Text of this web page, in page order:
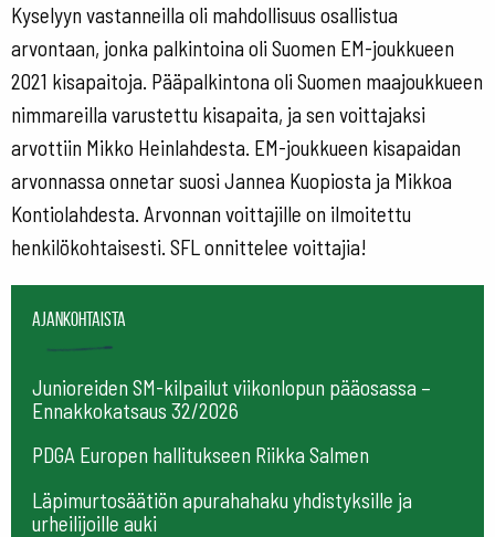
Kyselyyn vastanneilla oli mahdollisuus osallistua
arvontaan, jonka palkintoina oli Suomen EM-joukkueen
2021 kisapaitoja. Pääpalkintona oli Suomen maajoukkueen
nimmareilla varustettu kisapaita, ja sen voittajaksi
arvottiin Mikko Heinlahdesta. EM-joukkueen kisapaidan
arvonnassa onnetar suosi Jannea Kuopiosta ja Mikkoa
Kontiolahdesta. Arvonnan voittajille on ilmoitettu
henkilökohtaisesti. SFL onnittelee voittajia!
Ajankohtaista
Junioreiden SM-kilpailut viikonlopun pääosassa –
Ennakkokatsaus 32/2026
PDGA Europen hallitukseen Riikka Salmen
Läpimurtosäätiön apurahahaku yhdistyksille ja
urheilijoille auki